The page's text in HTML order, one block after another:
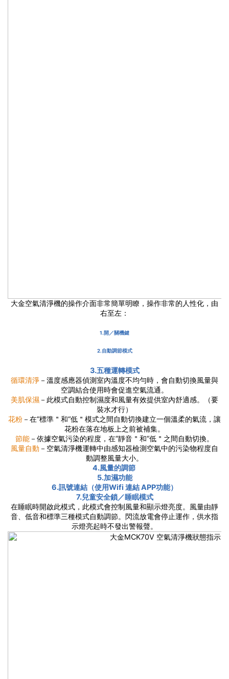
大金空氣清淨機的操作介面非常簡單明瞭，操作非常的人性化，由
右至左：
1.開／關機鍵
2.自動調節模式
3.五種運轉模式
循環清淨 －溫度感應器偵測室內溫度不均勻時，會自動切換風量與
空調結合使用時會促進空氣流通。
美肌保濕 －此模式自動控制濕度和風量有效提供室內舒適感。（要
裝水才行）
花粉 －在“標準＂和“低＂模式之間自動切換建立一個溫柔的氣流，讓
花粉在落在地板上之前被補集。
節能 －依據空氣污染的程度，在“靜音＂和“低＂之間自動切換。
風量自動 －空氣清淨機運轉中由感知器檢測空氣中的污染物程度自
動調整風量大小。
4.風量的調節
5.加濕功能
6.訊號連結（使用Wifi 連結 APP功能）
7.兒童安全鎖／睡眠模式
在睡眠時開啟此模式，此模式會控制風量和顯示燈亮度。風量由靜
音、低音和標準三種模式自動調節。閃流放電會停止運作，供水指
示燈亮起時不發出警報聲。